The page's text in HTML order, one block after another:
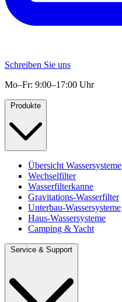
Schreiben Sie uns
Mo–Fr: 9:00–17:00 Uhr
Produkte
Übersicht Wassersysteme
Wechselfilter
Wasserfilterkanne
Gravitations-Wasserfilter
Unterbau-Wassersysteme
Haus-Wassersysteme
Camping & Yacht
Service & Support